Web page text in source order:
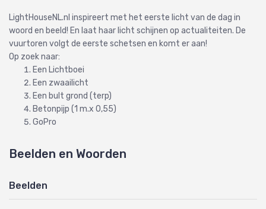
LightHouseNL.nl inspireert met het eerste licht van de dag in
woord en beeld! En laat haar licht schijnen op actualiteiten. De
vuurtoren volgt de eerste schetsen en komt er aan!
Op zoek naar:
Een Lichtboei
Een zwaailicht
Een bult grond (terp)
Betonpijp (1 m.x 0,55)
GoPro
Beelden en Woorden
Beelden